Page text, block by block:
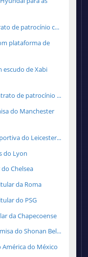
de patrocínio c...
plataforma de
escudo de Xabi
de patrocínio ...
do Manchester
do Leicester...
do Lyon
Chelsea
da Roma
do PSG
da Chapecoense
do Shonan Bel...
do México